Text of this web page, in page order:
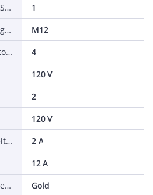
Anzahl der Kanäle pro Steckplatz
1
Ausführung der Abgänge für Sensor-/Aktorleitungen
M12
Polzahl der Sensor-/Aktor-Steckplätze
4
120 V
2
120 V
Max. Strombelastbarkeit pro Ein-/Ausgangssignal
2 A
12 A
Werkstoff der Kontaktbeschichtung
Gold